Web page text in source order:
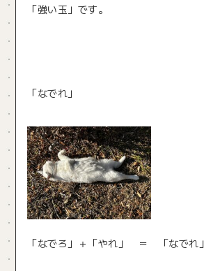
「強い玉」です。
「なでれ」
「なでろ」＋「やれ」 ＝ 「なでれ」